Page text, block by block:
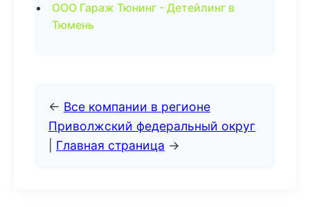
ООО Гараж Тюнинг - Детейлинг в
Тюмень
← Все компании в регионе
Приволжский федеральный округ
Главная страница →